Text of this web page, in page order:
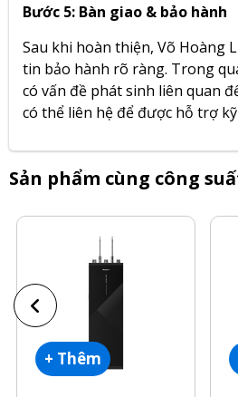
Bước 5: Bàn giao & bảo hành
Sau khi hoàn thiện, Võ Hoàng
tin bảo hành rõ ràng. Trong
có vấn đề phát sinh liên quan
có thể liên hệ để được hỗ trợ
Sản phẩm cùng công
+ Thêm